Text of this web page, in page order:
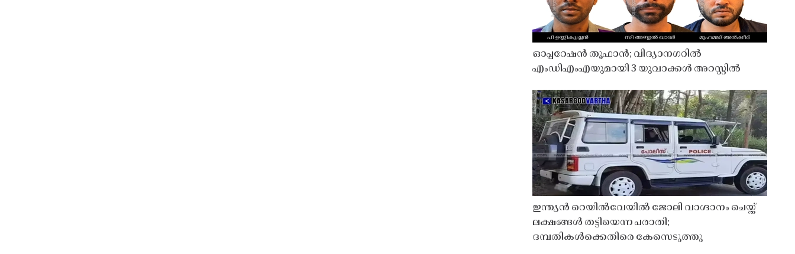
ഓപ്പറേഷൻ തൂഫാൻ; വിദ്യാനഗറിൽ
എംഡിഎംഎയുമായി 3 യുവാക്കൾ അറസ്റ്റിൽ
ഇന്ത്യൻ റെയിൽവേയിൽ ജോലി വാഗ്ദാനം ചെയ്ത്
ലക്ഷങ്ങൾ തട്ടിയെന്ന പരാതി;
ദമ്പതികൾക്കെതിരെ കേസെടുത്തു